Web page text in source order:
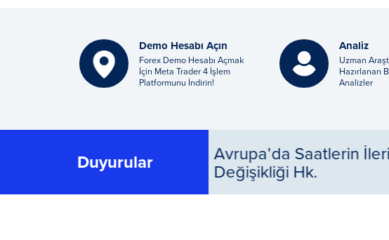
Demo Hesabı Açın
Forex Demo Hesabı Açmak
İçin Meta Trader 4 İşlem
Platformunu İndirin!
Analiz
Uzman
Hazırlanan
Analizler
Duyurular
İşlem Saatlerinde ABD Yaz Saati